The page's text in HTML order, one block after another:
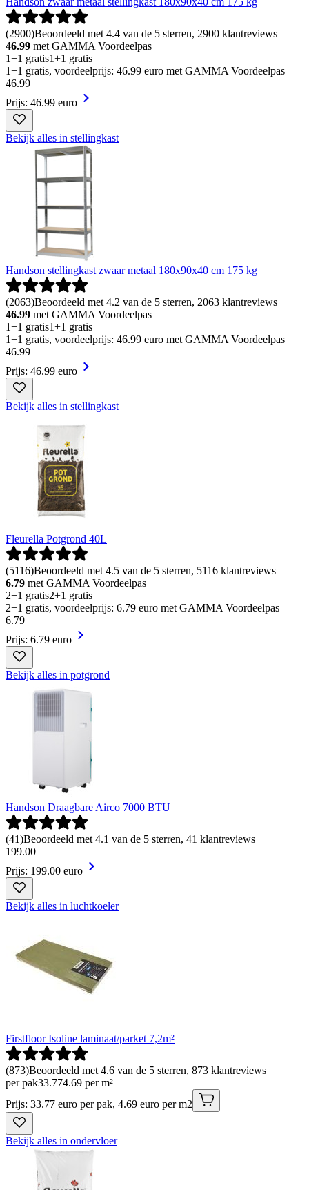
(2900)Beoordeeld met 4.4 van de 5 sterren, 2900 klantreviews
46.99 met GAMMA Voordeelpas
1+1 gratis1+1 gratis
1+1 gratis, voordeelprijs: 46.99 euro met GAMMA Voordeelpas
46.99
Prijs: 46.99 euro
Bekijk alles in stellingkast
Handson stellingkast zwaar metaal 180x90x40 cm 175 kg
(2063)Beoordeeld met 4.2 van de 5 sterren, 2063 klantreviews
46.99 met GAMMA Voordeelpas
1+1 gratis1+1 gratis
1+1 gratis, voordeelprijs: 46.99 euro met GAMMA Voordeelpas
46.99
Prijs: 46.99 euro
Bekijk alles in stellingkast
Fleurella Potgrond 40L
(5116)Beoordeeld met 4.5 van de 5 sterren, 5116 klantreviews
6.79 met GAMMA Voordeelpas
2+1 gratis2+1 gratis
2+1 gratis, voordeelprijs: 6.79 euro met GAMMA Voordeelpas
6.79
Prijs: 6.79 euro
Bekijk alles in potgrond
Handson Draagbare Airco 7000 BTU
(41)Beoordeeld met 4.1 van de 5 sterren, 41 klantreviews
199.00
Prijs: 199.00 euro
Bekijk alles in luchtkoeler
Firstfloor Isoline laminaat/parket 7,2m²
(873)Beoordeeld met 4.6 van de 5 sterren, 873 klantreviews
per pak33.774.69 per m²
Prijs: 33.77 euro per pak, 4.69 euro per m2
Bekijk alles in ondervloer